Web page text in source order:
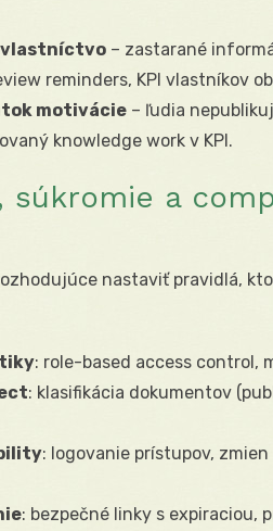
vlastníctvo – zastarané
reminders, KPI vlastníkov
motivácie – ľudia
knowledge work v KPI.
súkromie a
nastaviť pravidlá,
: role-based access control,
: klasifikácia dokumentov
: logovanie prístupov,
: bezpečné linky s expiraciou,